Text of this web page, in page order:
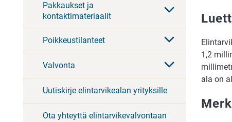
Pakkaukset ja
kontaktimateriaalit
Poikkeustilanteet
Valvonta
Uutiskirje elintarvikealan yrityksille
Ota yhteyttä elintarvikevalvontaan
1,2
ala on